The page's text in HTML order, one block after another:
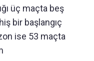
üç maçta beş
bir başlangıç
ise 53 maçta